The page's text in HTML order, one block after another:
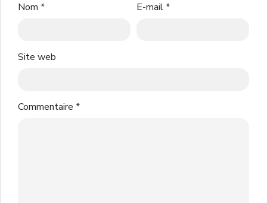
Nom * E-mail*
Site web
Commentaire *